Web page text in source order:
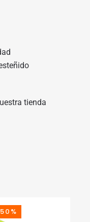
tienda